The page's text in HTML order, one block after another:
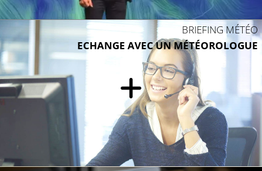
BRIEFING MÉTÉO
ECHANGE AVEC UN MÉTÉOROLOGUE